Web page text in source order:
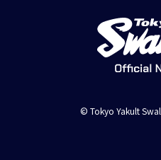
© Tokyo Yakult